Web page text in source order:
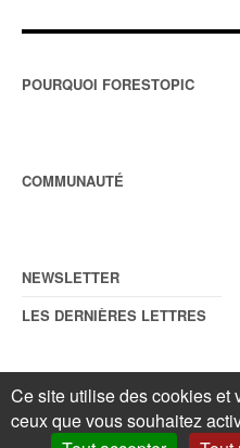
POURQUOI FORESTOPIC
COMMUNAUTÉ
NEWSLETTER
LES DERNIÈRES LETTRES
© ForestopicMentions légales.
écrite préalable.Gestionnaire de
Ce site utilise des cookies et
ceux que vous souhaitez